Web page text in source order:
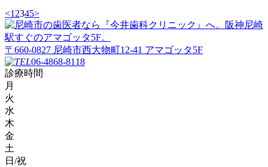
<1 2345>
〒660-0827 尼崎市西大物町12-41 アマゴッタ5F
06-4868-8118
診療時間
月
火
水
木
金
土
日/祝